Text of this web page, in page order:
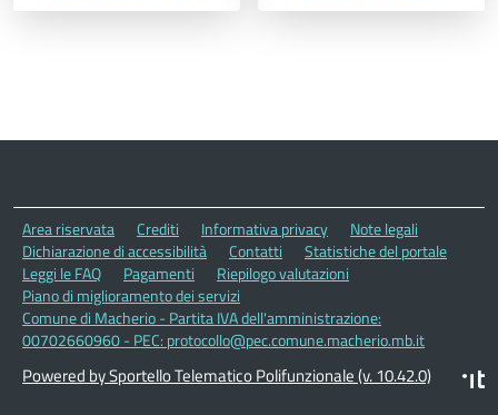
Area riservata Crediti Informativa privacy
Note legali
Dichiarazione di accessibilità
Contatti
Statistiche del portale
Leggi le FAQ
Pagamenti
Riepilogo valutazioni
Piano di miglioramento dei servizi
Comune di Macherio - Partita IVA dell'amministrazione:
00702660960 - PEC: protocollo@pec.comune.macherio.mb.it
Powered by Sportello Telematico Polifunzionale (v. 10.42.0)